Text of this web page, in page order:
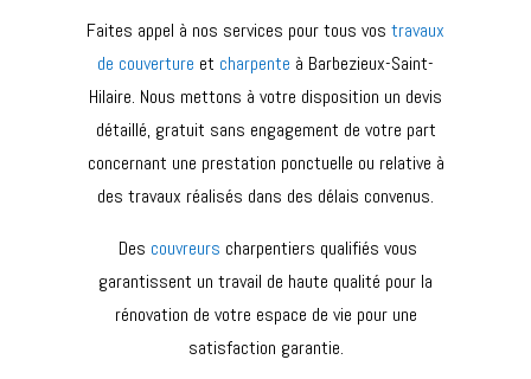
Faites appel à nos services pour tous vos travaux
de couverture et charpente à Barbezieux-Saint-
Hilaire. Nous mettons à votre disposition un devis
détaillé, gratuit sans engagement de votre part
concernant une prestation ponctuelle ou relative à
des travaux réalisés dans des délais convenus.
Des couvreurs charpentiers qualifiés vous
garantissent un travail de haute qualité pour la
rénovation de votre espace de vie pour une
satisfaction garantie.